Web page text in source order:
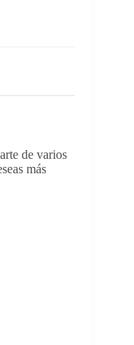
de varios
más